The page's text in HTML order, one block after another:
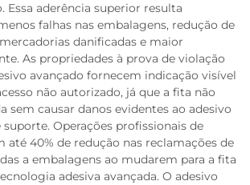
Essa aderência superior resulta
falhas nas embalagens, redução de
danificadas e maior
As propriedades à prova de violação
avançado fornecem indicação visível
não autorizado, já que a fita não
sem causar danos evidentes ao adesivo
Operações profissionais de
até 40% de redução nas reclamações de
a embalagens ao mudarem para a fita
adesiva avançada. O adesivo